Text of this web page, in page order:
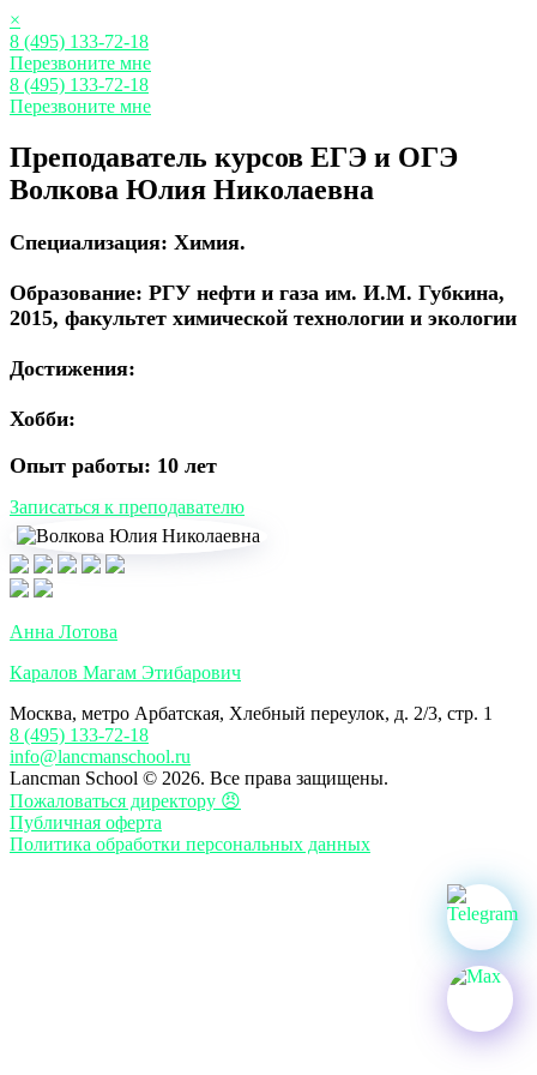
×
8 (495) 133-72-18
Перезвоните мне
8 (495) 133-72-18
Перезвоните мне
Преподаватель курсов ЕГЭ и ОГЭ
Волкова Юлия Николаевна
Специализация: Химия.
Образование: РГУ нефти и газа им. И.М. Губкина,
2015, факультет химической технологии и экологии
Достижения:
Хобби:
Опыт работы: 10 лет
Записаться к преподавателю
Анна Лотова
Каралов Магам Этибарович
Москва, метро Арбатская, Хлебный переулок, д. 2/3, стр. 1
8 (495) 133-72-18
info@lancmanschool.ru
Lancman School © 2026. Все права защищены.
Пожаловаться директору 😠
Публичная оферта
Политика обработки персональных данных